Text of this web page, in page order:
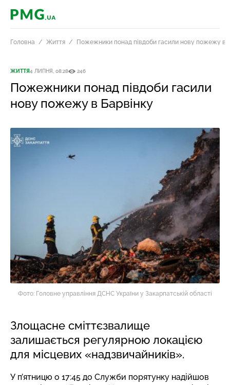
PMG.ua
Головна Життя Пожежники понад півдоби гасили нову пожежу в
ЖИТТЯ4 ЛИПНЯ, 08:28 246
Пожежники понад півдоби гасили
нову пожежу в Барвінку
Фото: Головне управління ДСНС України у Закарпатській області
Злощасне сміттєзвалище
залишається регулярною локацією
для місцевих «надзвичайників».
У п’ятницю о 17:45 до Служби порятунку надійшов